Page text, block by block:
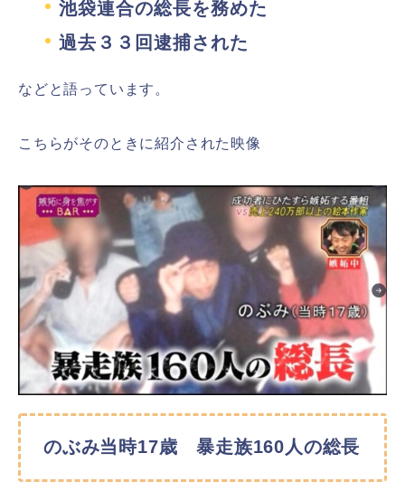
池袋連合の総長を務めた
過去３３回逮捕された
などと語っています。
こちらがそのときに紹介された映像
のぶみ当時17歳 暴走族160人の総長